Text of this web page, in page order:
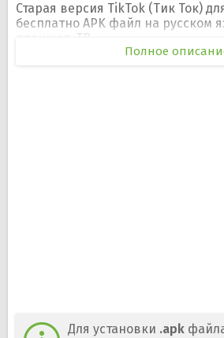
Старая версия TikTok (Тик Ток)
бесплатно APK файл на русском
планшет, ТВ.
Полное
Для установки .apk